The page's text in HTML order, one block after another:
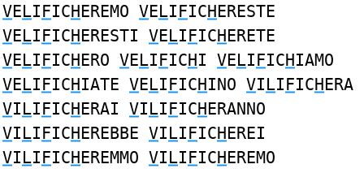
VELIFICHEREMO VELIFICHERESTE
VELIFICHERESTI VELIFICHERETE
VELIFICHERO VELIFICHI VELIFICHIAMO
VELIFICHIATE VELIFICHINO VILIFICHERA
VILIFICHERAI VILIFICHERANNO
VILIFICHEREBBE VILIFICHEREI
VILIFICHEREMMO VILIFICHEREMO